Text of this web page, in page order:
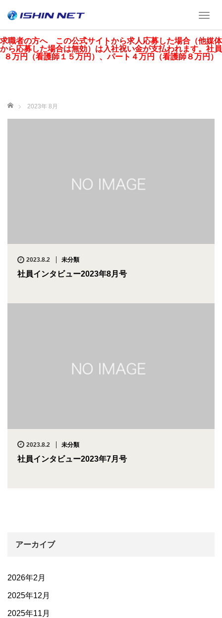
求職者の方へ この公式サイトから求人応募した場合（他媒体
から応募した場合は無効）は入社祝い金が支払われます。社員
８万円（看護師１５万円）、パート４万円（看護師８万円）
T
g
g
l
ホーム 2023年 8月
2023.8.2 未分類
社員インタビュー2023年8月号
2023.8.2 未分類
社員インタビュー2023年7月号
アーカイブ
2026年2月
2025年12月
2025年11月